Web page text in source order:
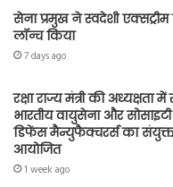
सेना प्रमुख ने स्वदेशी एक्सट्रीम
लॉन्च किया
7 days ago
रक्षा राज्य मंत्री की अध्यक्षता
भारतीय वायुसेना और
डिफेंस मैन्युफैक्चरर्स का
आयोजित
1 week ago